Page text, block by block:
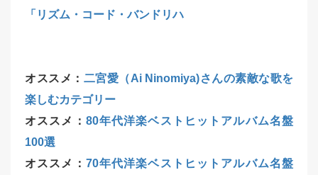
「リズム・コード・バンドリハ
オススメ： 二宮愛（Ai Ninomiya)さんの素敵な歌を
楽しむカテゴリー
オススメ： 80年代洋楽ベストヒットアルバム名盤
100選
オススメ： 70年代洋楽ベストヒットアルバム名盤